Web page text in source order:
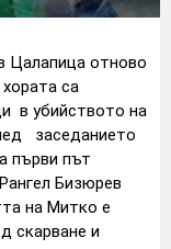
Цалапица отново
са
в убийството на
заседанието
първи път
Бизюрев
на Митко е
скарване и